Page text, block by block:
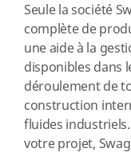
Seule la société
complète de
une aide à la
disponibles dans
déroulement de
construction
fluides
votre projet,